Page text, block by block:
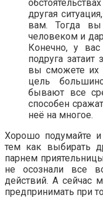
другая
вам. Тогда
человеком и
Конечно, у
подруга
вы сможете их
цель
бывают все
способен
неё на многое.
Хорошо подумайте
тем как выбирать
парнем
не осознали все
действий. А сейчас
предпринимать при